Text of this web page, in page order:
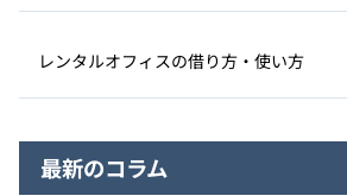
レンタルオフィスの借り方・使い方
最新のコラム